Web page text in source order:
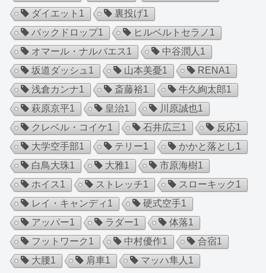
ダイエット 1 裏投げ1
バックドロップ1 ヒルベルトセラノ 1
オマール・ナルバエス1 中谷潤人 1
坂道ダッシュ 1 山本美憂1 RENA1
浅倉カンナ1 斎藤裕1 牛久絢太郎1
萩原京平1 皇治1 川原誠也1
クレベル・コイケ1 石井広三1 反応1
大学空手部1 テリー1 かかと落とし1
白鳥大珠1 大雅1 市原海樹1
ホイス1 ストレッチ1 スローキック1
レイ・キャンディ 1 硬式空手1
アッパー1 ラダー1 体落1
フットワーク1 中村優作1 合宿1
大腰1 肩車1 マッハ隼人 1